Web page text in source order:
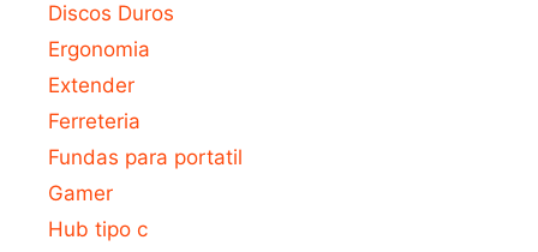
Discos Duros
Ergonomia
Extender
Ferreteria
Fundas para portatil
Gamer
Hub tipo c